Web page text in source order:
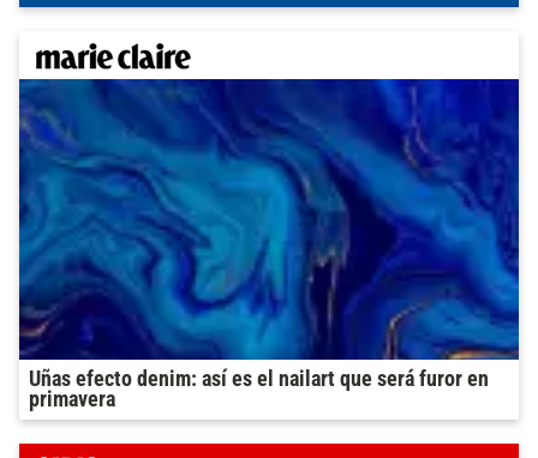
Uñas efecto denim: así es el nailart que será furor en
primavera